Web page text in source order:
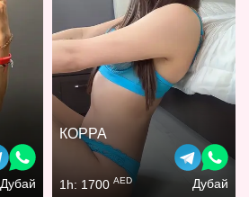
Дубай
КОРРА
1h: 1700 AED Дубай